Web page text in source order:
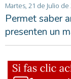
Martes, 21 de Julio de
Permet saber
presenten un